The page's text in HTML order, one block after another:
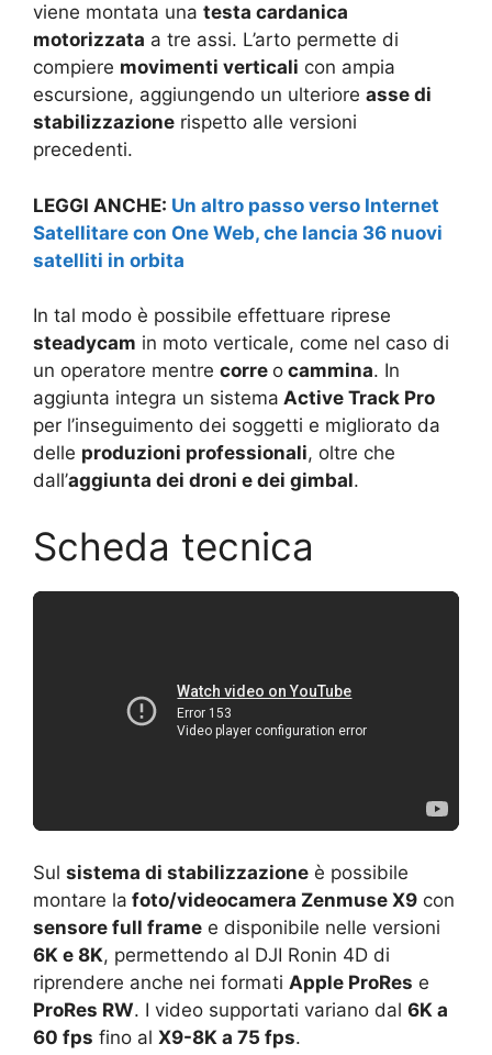
viene montata una testa cardanica
motorizzata a tre assi. L’arto permette di
compiere movimenti verticali con ampia
escursione, aggiungendo un ulteriore asse di
stabilizzazione rispetto alle versioni
precedenti.
LEGGI ANCHE: Un altro passo verso Internet
Satellitare con One Web, che lancia 36 nuovi
satelliti in orbita
In tal modo è possibile effettuare riprese
steadycam in moto verticale, come nel caso di
un operatore mentre corre o cammina. In
aggiunta integra un sistema Active Track Pro
per l’inseguimento dei soggetti e migliorato da
delle produzioni professionali, oltre che
dall’aggiunta dei droni e dei gimbal.
Scheda tecnica
Sul sistema di stabilizzazione è possibile
montare la foto/videocamera Zenmuse X9 con
sensore full frame e disponibile nelle versioni
6K e 8K, permettendo al DJI Ronin 4D di
riprendere anche nei formati Apple ProRes e
ProRes RW. I video supportati variano dal 6K a
60 fps fino al X9-8K a 75 fps.